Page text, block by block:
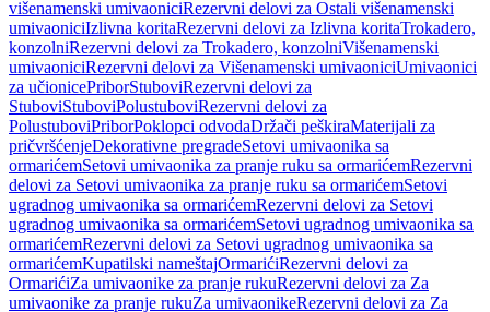
višenamenski umivaoniciRezervni delovi za Ostali višenamenski
umivaoniciIzlivna koritaRezervni delovi za Izlivna koritaTrokadero,
konzolniRezervni delovi za Trokadero, konzolniVišenamenski
umivaoniciRezervni delovi za Višenamenski umivaoniciUmivaonici
za učionicePriborStuboviRezervni delovi za
StuboviStuboviPolustuboviRezervni delovi za
PolustuboviPriborPoklopci odvodaDržači peškiraMaterijali za
pričvršćenjeDekorativne pregradeSetovi umivaonika sa
ormarićemSetovi umivaonika za pranje ruku sa ormarićemRezervni
delovi za Setovi umivaonika za pranje ruku sa ormarićemSetovi
ugradnog umivaonika sa ormarićemRezervni delovi za Setovi
ugradnog umivaonika sa ormarićemSetovi ugradnog umivaonika sa
ormarićemRezervni delovi za Setovi ugradnog umivaonika sa
ormarićemKupatilski nameštajOrmarićiRezervni delovi za
OrmarićiZa umivaonike za pranje rukuRezervni delovi za Za
umivaonike za pranje rukuZa umivaonikeRezervni delovi za Za